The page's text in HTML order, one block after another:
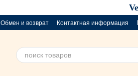
Обмен и возврат Контактная информация